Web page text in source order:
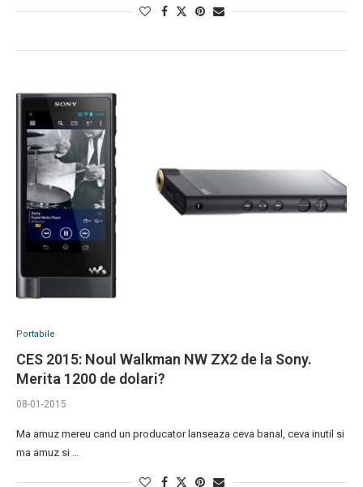
Portabile
CES 2015: Noul Walkman NW ZX2 de la Sony.
Merita 1200 de dolari?
08-01-2015
Ma amuz mereu cand un producator lanseaza ceva banal, ceva inutil si
ma amuz si …